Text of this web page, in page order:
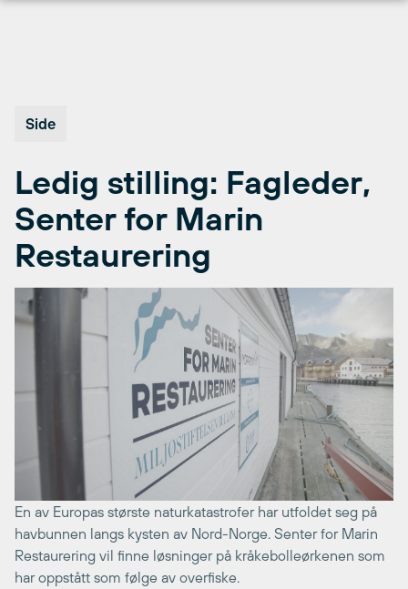
Side
Ledig stilling: Fagleder,
Senter for Marin
Restaurering
En av Europas største naturkatastrofer har utfoldet seg på
havbunnen langs kysten av Nord-Norge. Senter for Marin
Restaurering vil finne løsninger på kråkebolleørkenen som
har oppstått som følge av overfiske.